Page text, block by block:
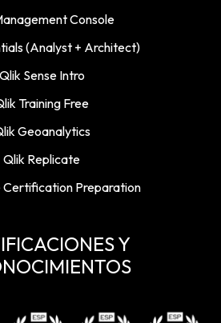
Console
(Analyst + Architect)
Qlik Sense Intro
Training Free
Geoanalytics
Qlik Replicate
Certification Preparation
Y